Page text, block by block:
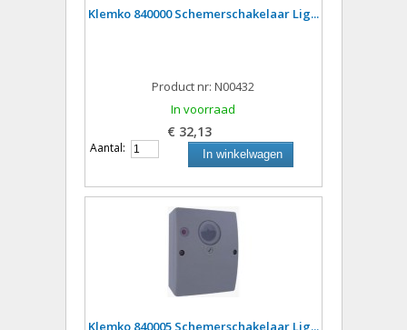
Klemko 840000 Schemerschakelaar Lig...
Product nr: N00432
In voorraad
€ 32,13
Aantal: In winkelwagen
Klemko 840005 Schemerschakelaar Lig...